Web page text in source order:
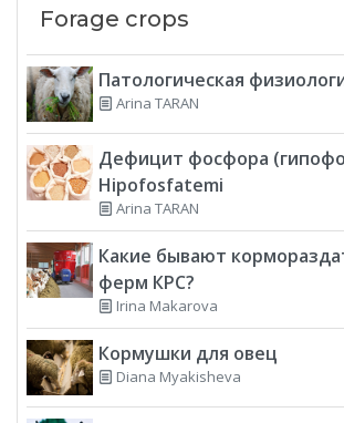
Forage crops
Патологическая
Arina TARAN
Дефицит фосфора
Hipofosfatemi
Arina TARAN
Какие бывают
ферм КРС?
Irina Makarova
Кормушки для овец
Diana Myakisheva